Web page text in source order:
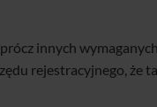
innych wymaganych
rejestracyjnego, że